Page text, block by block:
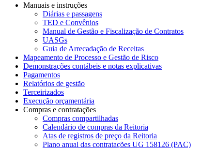
Manuais e instruções
Diárias e passagens
TED e Convênios
Manual de Gestão e Fiscalização de Contratos
UASGs
Guia de Arrecadação de Receitas
Mapeamento de Processo e Gestão de Risco
Demonstrações contábeis e notas explicativas
Pagamentos
Relatórios de gestão
Terceirizados
Execução orçamentária
Compras e contratações
Compras compartilhadas
Calendário de compras da Reitoria
Atas de registros de preço da Reitoria
Plano anual das contratações UG 158126 (PAC)